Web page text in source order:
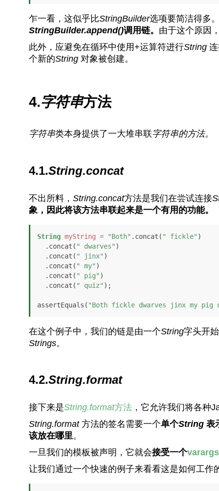
乍一看，这似乎比StringBuilder选项要简洁得多
StringBuilder.append()调用链。 由于这个原因
此外，应避免在循环中使用+运算符进行String
个新的String 对象被创建。
4.字符串方法
字符串类本身提供了一大堆串联字符串的方法。
4.1.String.concat
不出所料， String.concat方法是我们在尝试连接
象，因此将该方法串联起来是一个有用的功能。
String myString = "Both" .concat( " fickle" )
  .concat(
" dwarves" )
  .concat(
" jinx" )
  .concat(
" my" )
  .concat(
" pig" )
  .concat(
" quiz" );
assertEquals( "Both fickle dwarves jinx my pig
在这个例子中，我们的链是由一个String字头开
Strings。
4.2.String.format
接下来是String.format方法，它允许我们将各种
String.format 方法的签名需要一个单个String 表
该放在哪里。
一旦我们的模板被声明，它就会接受一个varargs
让我们通过一个快速的例子来看看这是如何工作